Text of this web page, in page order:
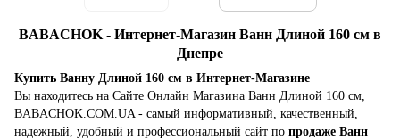
BABACHOK - Интернет-Магазин Ванн Длиной 160 см в
Днепре
Купить Ванну Длиной 160 см в Интернет-Магазине
Вы находитесь на Сайте Онлайн Магазина Ванн Длиной 160 см,
BABACHOK.COM.UA - самый информативный, качественный,
надежный, удобный и профессиональный сайт по продаже Ванн